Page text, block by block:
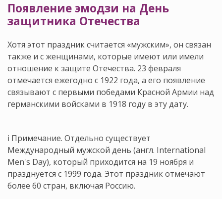
Появление эмодзи на День
защитника Отечества
Хотя этот праздник считается «мужским», он связан
также и с женщинами, которые имеют или имели
отношение к защите Отечества. 23 февраля
отмечается ежегодно с 1922 года, а его появление
связывают с первыми победами Красной Армии над
германскими войсками в 1918 году в эту дату.
ℹ️ Примечание. Отдельно существует
Международный мужской день (англ. International
Men's Day), который приходится на 19 ноября и
празднуется с 1999 года. Этот праздник отмечают
более 60 стран, включая Россию.